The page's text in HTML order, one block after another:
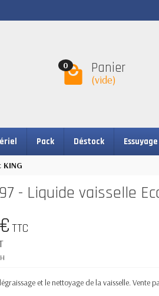
0 Panier
(vide)
Pack Déstock Essuyage
- Liquide vaisselle
TTC
et le nettoyage de la vaisselle. Vente